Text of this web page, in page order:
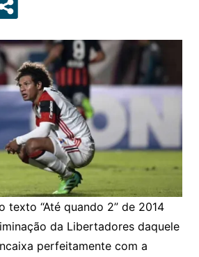
texto “Até quando 2” de 2014
da Libertadores daquele
perfeitamente com a